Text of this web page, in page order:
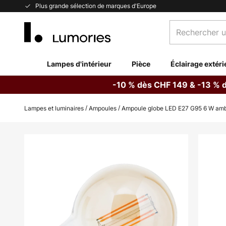
Plus grande sélection de marques d'Europe
Allez
un
catégorie...
Lampes d'intérieur Pièce Éclairage
-10 % dès CHF 149 & -13 %
Lampes et luminaires Ampoules Ampoule globe LED E27 G95 6 W